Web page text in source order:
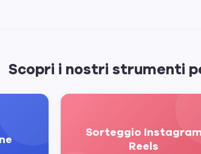
Scopri i nostri strumenti
Sorteggio
Reels